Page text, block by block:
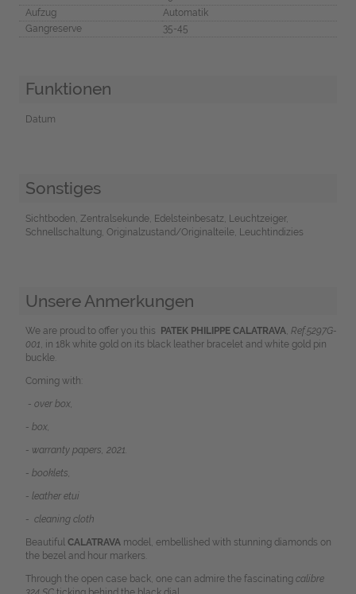
Aufzug
Automatik
Gangreserve
35-45
Funktionen
Datum
Sonstiges
Sichtboden, Zentralsekunde, Edelsteinbesatz, Leuchtzeiger,
Schnellschaltung, Originalzustand/Originalteile, Leuchtindizies
Unsere Anmerkungen
We are proud to offer you this PATEK PHILIPPE CALATRAVA, Ref.5297G-
001, in 18k white gold on its black leather bracelet and white gold pin
buckle.
Coming with:
- over box,
- box,
- warranty papers, 2021.
- booklets,
- leather etui
- cleaning cloth
Beautiful CALATRAVAmodel, embellished with stunning diamonds on
the bezel and hour markers.
Through the open case back, one can admire the fascinating calibre